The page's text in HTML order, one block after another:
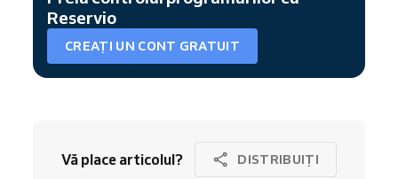
Reservio
CREAȚI UN CONT GRATUIT
Vă place articolul? DISTRIBUIȚI